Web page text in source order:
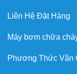
Liên Hệ Đặt Hàng
Máy bơm chữa
Phương Thức Vận